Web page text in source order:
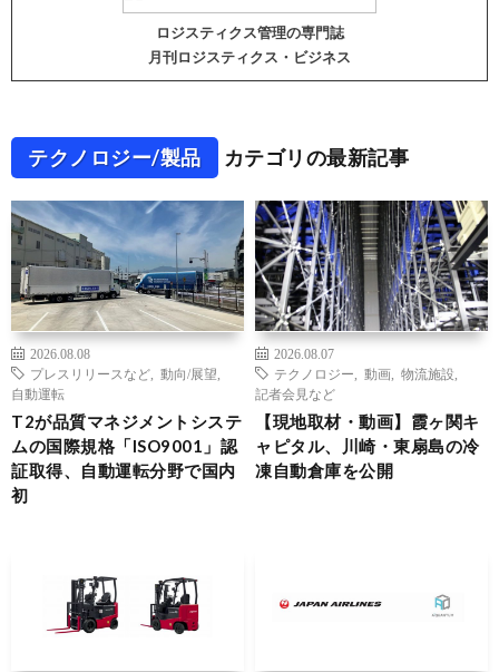
ロジスティクス管理の専門誌
月刊ロジスティクス・ビジネス
テクノロジー/製品 カテゴリの最新記事
2026.08.08
プレスリリースなど
動向/展望
自動運転
T2が品質マネジメントシステ
ムの国際規格「ISO9001」認
証取得、自動運転分野で国内
初
2026.08.07
テクノロジー
動画 物流施設
記者会見など
【現地取材・動画】霞ヶ関キ
ャピタル、川崎・東扇島の冷
凍自動倉庫を公開